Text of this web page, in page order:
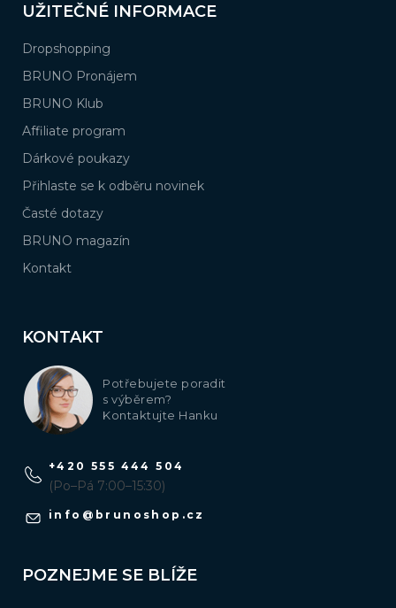
UŽITEČNÉ INFORMACE
Dropshopping
BRUNO Pronájem
BRUNO Klub
Affiliate program
Dárkové poukazy
Přihlaste se k odběru novinek
Časté dotazy
BRUNO magazín
Kontakt
KONTAKT
Potřebujete poradit
s výběrem?
Kontaktujte Hanku
info @ brunoshop.cz
+420 555 444 504
(Po–Pá 7:00–15:30)
POZNEJME SE BLÍŽE